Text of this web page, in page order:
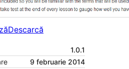
Descarcă
1.0.1
9 februarie 2014